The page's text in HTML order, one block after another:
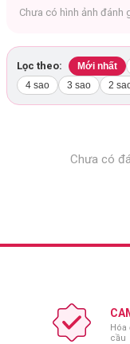
mờ vết nám có trên
Hỗ trợ ngăn các tác
Làm dịu cảm giác
Chưa có hình ảnh đánh
Lọc theo: Mới nhất
4 sao
3 sao 2
Chưa có
Hóa
cầu